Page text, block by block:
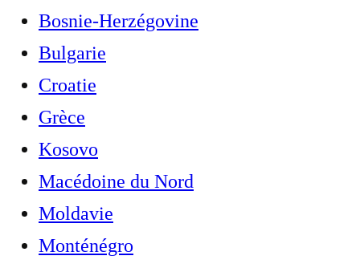
Bosnie-Herzégovine
Bulgarie
Croatie
Grèce
Kosovo
Macédoine du Nord
Moldavie
Monténégro